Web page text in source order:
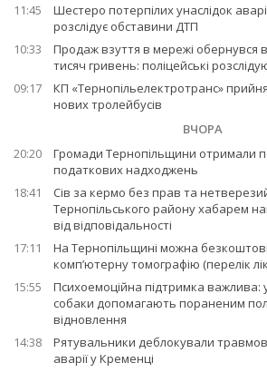
11:45
Шестеро потерпілих унаслідок
розслідує обставини ДТП
10:33
Продаж взуття в мережі обернувся
тисяч гривень: поліцейські
09:17
КП «Тернопільелектротранс»
нових тролейбусів
ВЧОРА
20:20
Громади Тернопільщини отримали
податкових надходжень
18:41
Сів за кермо без прав та
Тернопільського району хабарем
від відповідальності
17:11
На Тернопільщині можна
комп’ютерну томографію (перелік
15:55
Психоемоційна підтримка важлива:
собаки допомагають пораненим
відновлення
14:38
Рятувальники деблокували
аварії у Кременці